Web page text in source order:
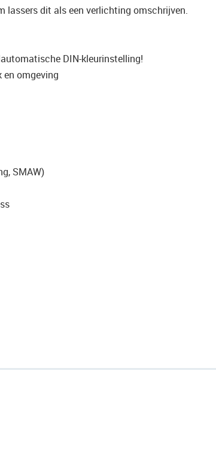
lassers dit als een verlichting omschrijven.
DIN-kleurinstelling!
en omgeving
SMAW)